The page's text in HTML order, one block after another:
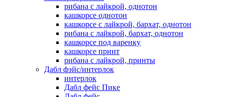
рибана с лайкрой, однотон
кашкорсе однотон
кашкорсе с лайкрой, бархат, однотон
рибана с лайкрой, бархат, однотон
кашкорсе под варенку
кашкорсе принт
рибана с лайкрой, принты
Дабл фэйс/интерлок
интерлок
Дабл фейс Пике